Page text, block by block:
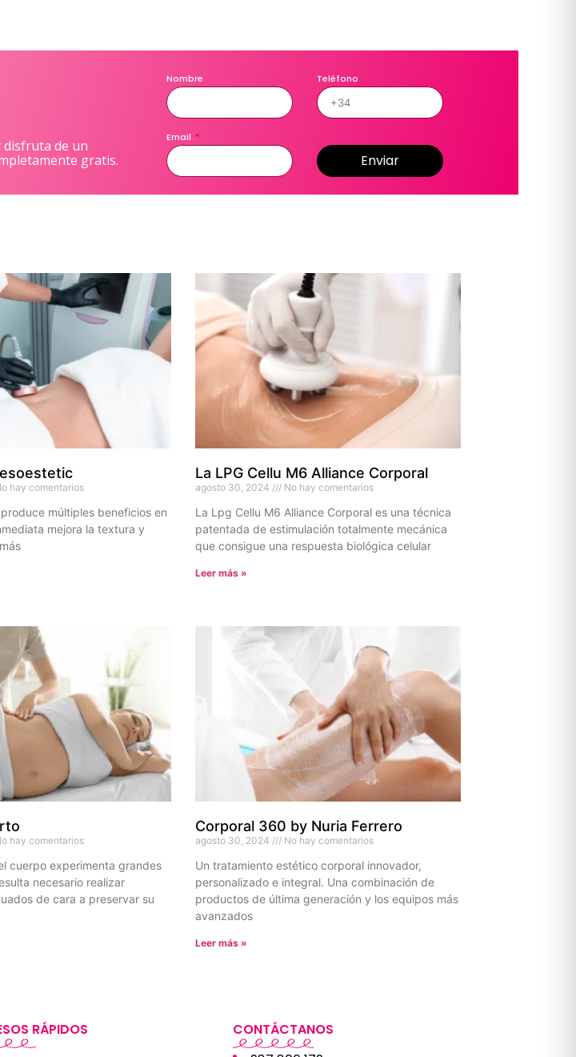
disfruta de un
gratis.
Nombre Teléfono
Email
Enviar
hay comentarios
múltiples beneficios en
mejora la textura y
La LPG Cellu M6 Alliance Corporal
agosto 30, 2024 No hay comentarios
La Lpg Cellu M6 Alliance Corporal es una técnica
patentada de estimulación totalmente mecánica
que consigue una respuesta biológica celular
Leer más »
hay comentarios
cuerpo experimenta grandes
necesario realizar
de cara a preservar su
Corporal 360 by Nuria Ferrero
agosto 30, 2024 No hay comentarios
Un tratamiento estético corporal innovador,
personalizado e integral. Una combinación de
productos de última generación y los equipos más
avanzados
Leer más »
RÁPIDOS
CONTÁCTANOS